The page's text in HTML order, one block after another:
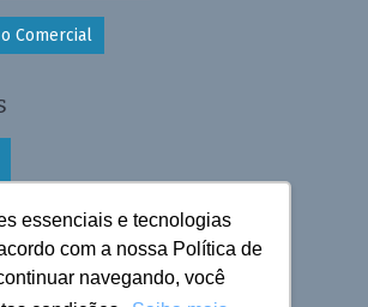
essenciais e tecnologias
com a nossa Política de
navegando, você
Comercial
aplicativo